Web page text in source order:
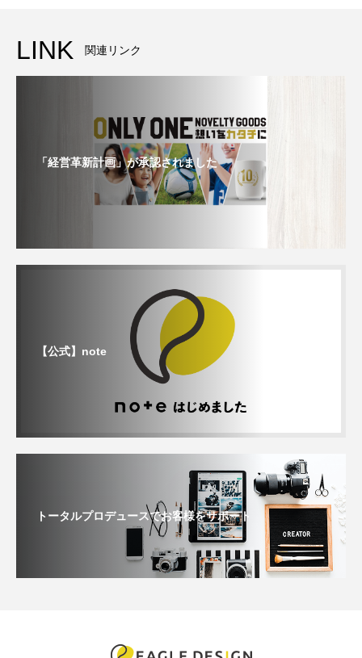
LINK 関連リンク
「経営革新計画」が承認されました
【公式】note
トータルプロデュースでお客様をサポート